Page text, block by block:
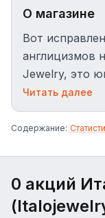
О магазине
Вот
англицизмов
Jewelry, это
итальянскими
браслеты. Для
предложение,
Читать далее
Содержание:
0 акций